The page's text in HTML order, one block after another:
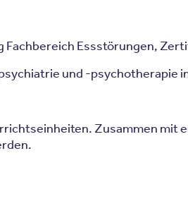
Fachbereich Essstörungen,
und -psychotherapie
Zusammen